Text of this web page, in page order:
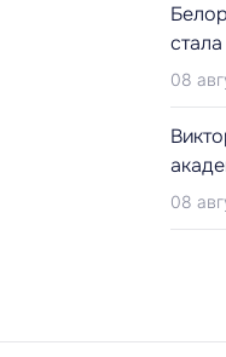
08
08